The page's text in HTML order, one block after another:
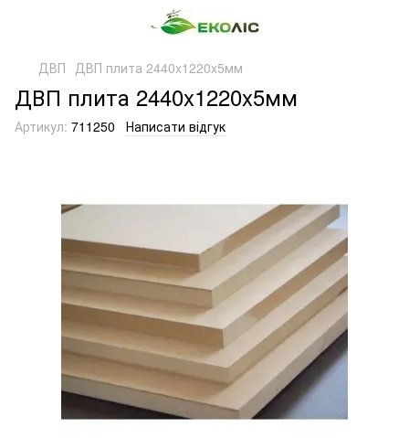
ДВП ДВП плита 2440x1220x5мм
ДВП плита 2440x1220x5мм
Артикул: 711250 Написати відгук